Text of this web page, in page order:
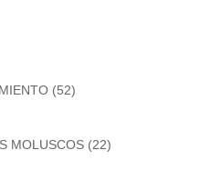
(52)
MOLUSCOS (22)